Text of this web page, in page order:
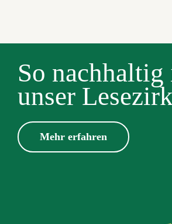
So nachhaltig
unser
Mehr erfahren